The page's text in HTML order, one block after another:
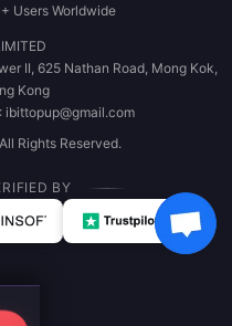
Users Worldwide
II, 625 Nathan Road, Mong Kok,
Kong
ibittopup@gmail.com
Rights Reserved.
BY